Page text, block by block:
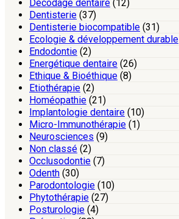
Décodage dentaire (12)
Dentisterie (37)
Dentisterie biocompatible (31)
Ecologie & développement durable
Endodontie (2)
Energétique dentaire (26)
Ethique & Bioéthique (8)
Etiothérapie (2)
Homéopathie (21)
Implantologie dentaire (10)
Micro-Immunothérapie (1)
Neurosciences (9)
Non classé (2)
Occlusodontie (7)
Odenth (30)
Parodontologie (10)
Phytothérapie (27)
Posturologie (4)